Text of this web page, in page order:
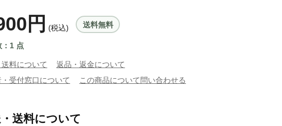
円 (税込) 送料無料
：1 点
料について
返品・返金について
受付窓口について
この商品について問い合わせる
送料について